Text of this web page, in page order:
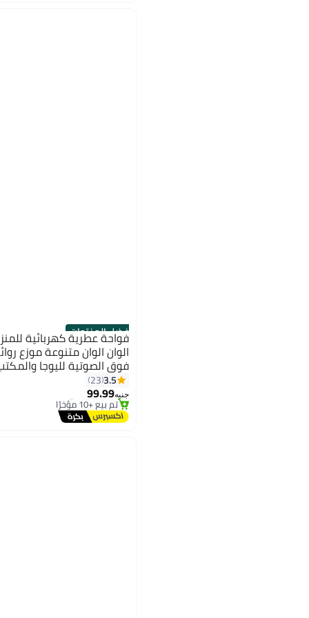
أفضل المنتجات
الوان الوان متنوعة موزع
فوق الصوتية لليوجا
الأطفال
3.5
23
جنيه99.99
#2 في رذاذات الزيوت
توصيل مجاني
تم بيع +10 مؤخرًا
#2 في رذاذات الزيوت